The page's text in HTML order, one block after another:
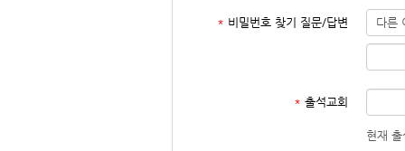
* 비밀번호 찾기 질문/답변
* 출석교회
현재